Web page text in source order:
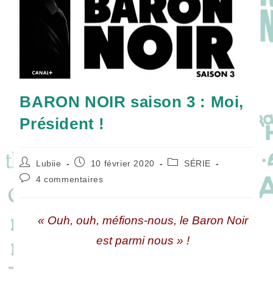
BARON NOIR saison 3 : Moi,
Président !
Auteur/autrice
de
la
Lubiie
Publication
10 février 2020
PostSÉRIE
Commentaires
4 commentaires
« Ouh, ouh, méfions-nous, le Baron Noir
est parmi nous » !